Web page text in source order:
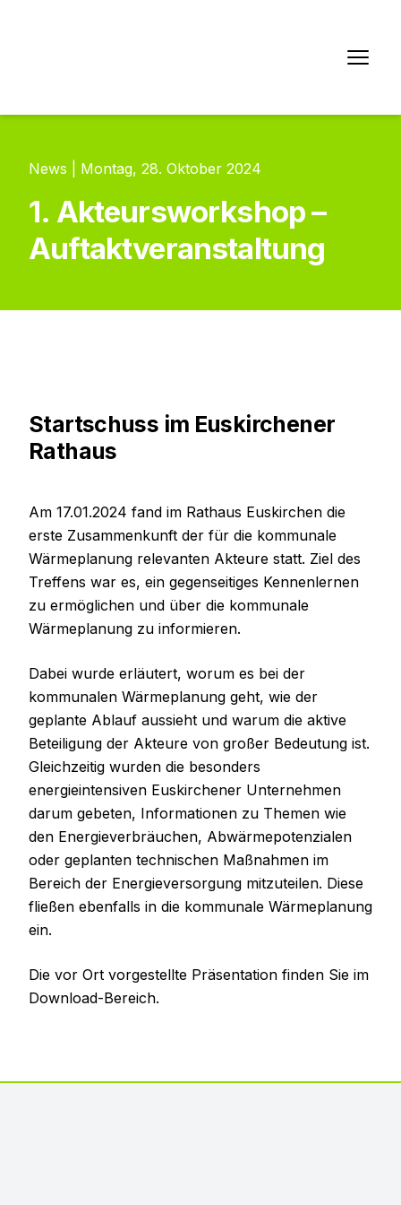
News | Montag, 28. Oktober 2024
1. Akteursworkshop –
Auftaktveranstaltung
Startschuss im Euskirchener
Rathaus
Am 17.01.2024 fand im Rathaus Euskirchen die
erste Zusammenkunft der für die kommunale
Wärmeplanung relevanten Akteure statt. Ziel des
Treffens war es, ein gegenseitiges Kennenlernen
zu ermöglichen und über die kommunale
Wärmeplanung zu informieren.
Dabei wurde erläutert, worum es bei der
kommunalen Wärmeplanung geht, wie der
geplante Ablauf aussieht und warum die aktive
Beteiligung der Akteure von großer Bedeutung ist.
Gleichzeitig wurden die besonders
energieintensiven Euskirchener Unternehmen
darum gebeten, Informationen zu Themen wie
den Energieverbräuchen, Abwärmepotenzialen
oder geplanten technischen Maßnahmen im
Bereich der Energieversorgung mitzuteilen. Diese
fließen ebenfalls in die kommunale Wärmeplanung
ein.
Die vor Ort vorgestellte Präsentation finden Sie im
Download-Bereich.